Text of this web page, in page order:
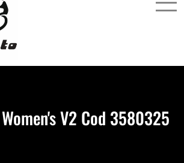
V2 Cod 3580325